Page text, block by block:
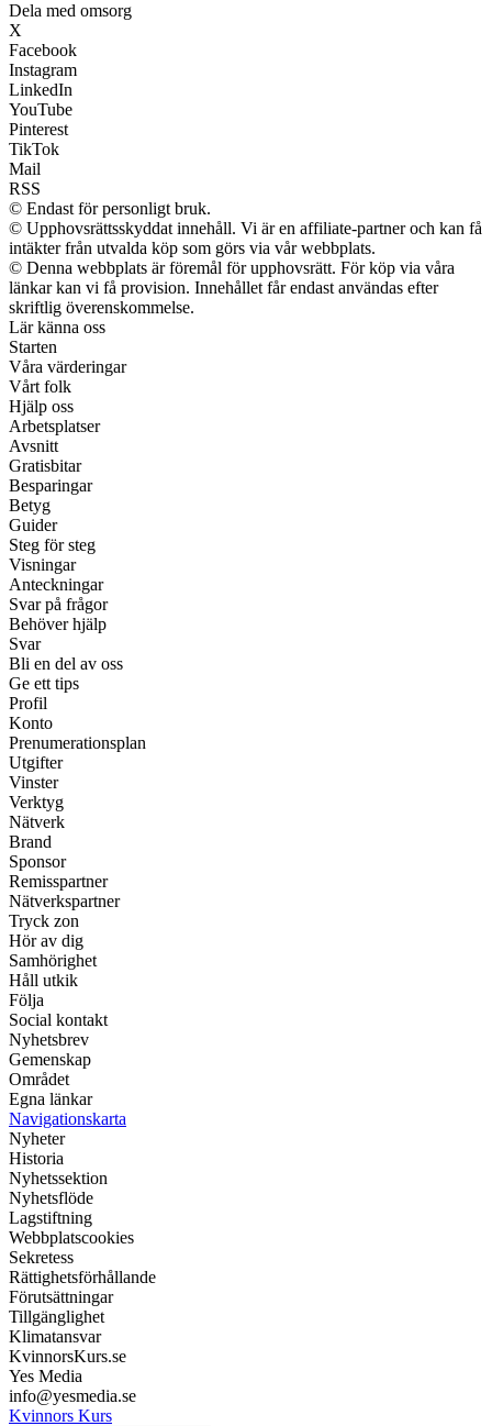
Dela med omsorg
X
Facebook
Instagram
LinkedIn
YouTube
Pinterest
TikTok
Mail
RSS
© Endast för personligt bruk.
© Upphovsrättsskyddat innehåll. Vi är en affiliate-partner och kan få
intäkter från utvalda köp som görs via vår webbplats.
© Denna webbplats är föremål för upphovsrätt. För köp via våra
länkar kan vi få provision. Innehållet får endast användas efter
skriftlig överenskommelse.
Lär känna oss
Starten
Våra värderingar
Vårt folk
Hjälp oss
Arbetsplatser
Avsnitt
Gratisbitar
Besparingar
Betyg
Guider
Steg för steg
Visningar
Anteckningar
Svar på frågor
Behöver hjälp
Svar
Bli en del av oss
Ge ett tips
Profil
Konto
Prenumerationsplan
Utgifter
Vinster
Verktyg
Nätverk
Brand
Sponsor
Remisspartner
Nätverkspartner
Tryck zon
Hör av dig
Samhörighet
Håll utkik
Följa
Social kontakt
Nyhetsbrev
Gemenskap
Området
Egna länkar
Navigationskarta
Nyheter
Historia
Nyhetssektion
Nyhetsflöde
Lagstiftning
Webbplatscookies
Sekretess
Rättighetsförhållande
Förutsättningar
Tillgänglighet
Klimatansvar
KvinnorsKurs.se
Yes Media
info@yesmedia.se
Kvinnors Kurs